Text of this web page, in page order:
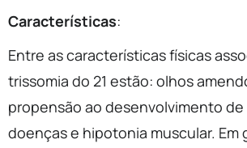
Características:
Entre as características físicas
trissomia do 21 estão: olhos
propensão ao desenvolvimento de
doenças e hipotonia muscular. Em